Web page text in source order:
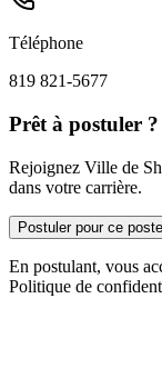
Téléphone
819 821-5677
Prêt à postuler ?
Rejoignez Ville de
dans votre carrière.
Postuler pour ce poste
En postulant, vous
Politique de